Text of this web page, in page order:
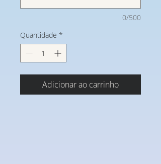
0/500
Quantidade *
Adicionar ao carrinho